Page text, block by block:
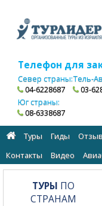
Телефон для
Север страны:
04-6228687
Тель-
03-
Юг страны:
08-6338687
Туры Гиды
Контакты
Видео
ТУРЫ ПО
СТРАНАМ